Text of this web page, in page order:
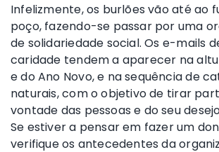
Infelizmente, os burlões vão até ao
poço, fazendo-se passar por uma
de solidariedade social. Os e-mails
caridade tendem a aparecer na
e do Ano Novo, e na sequência de
naturais, com o objetivo de tirar
vontade das pessoas e do seu
Se estiver a pensar em fazer um
verifique os antecedentes da